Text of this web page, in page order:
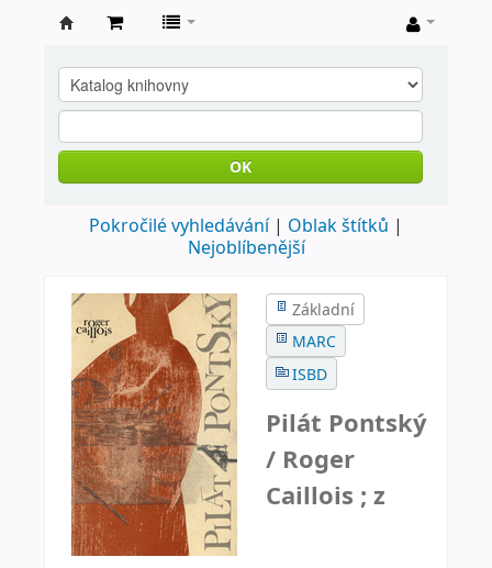
knihovna
Nové
Město
Metují
OK
Pokročilé vyhledávání
Oblak štítků
Nejoblíbenější
Základní
MARC
ISBD
Pilát Pontský
/ Roger
Caillois ; z